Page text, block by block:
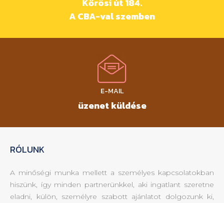
A CBA-val szemben
E-MAIL
üzenet küldése
RÓLUNK
A minőségi munka mellett a személyes kapcsolatokban
hiszünk, így minden partnerünkkel, aki ingatlant szeretne
eladni, külön, személyre szabott ajánlatot dolgozunk ki,